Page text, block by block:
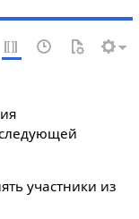
участники из